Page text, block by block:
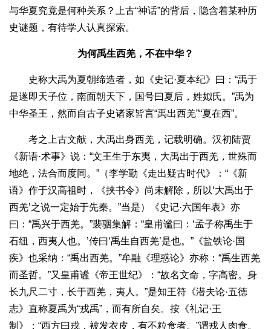
与华夏究竟是何种关系？上古“神话”的背后，隐含着某种历
史谜题，有待学人认真探索。
为何禹生西羌，不在中华？
史称大禹为夏朝缔造者，如《史记·夏本纪》曰：“禹于
是遂即天子位，南面朝天下，国号曰夏后，姓姒氏。”禹为
中华圣王，然而自古子史诸家皆言“禹出西羌”“夏在西”。
考之上古文献，大禹出身西羌，记载明确。汉初陆贾
《新语·术事》说：“文王生于东夷，大禹出于西羌，世殊而
地绝，法合而度同。”（李学勤《走出疑古时代》：“《新
语》作于汉高祖时，《挟书令》尚未解除，所以‘大禹出于
西羌’之说一定始于先秦。”当是）《史记·六国年表》亦
曰：“禹兴于西羌。”裴骃集解：“皇甫谧曰：‘孟子称禹生于
石纽，西夷人也。’传曰‘禹生自西羌’是也。”《盐铁论·国
疾》也采纳：“禹出西羌。”牟融《理惑论》亦称：“禹生西羌
而圣哲。”又皇甫谧《帝王世纪》：“故名文命，字高密。身
长九尺二寸，长于西羌，夷人。”是知王符《潜夫论·五德
志》直称夏禹为“戎禹”，而有所自矣。按《礼记·王
制》：“西方曰戎，被发衣皮，有不粒食者。”谓戎人肉食。